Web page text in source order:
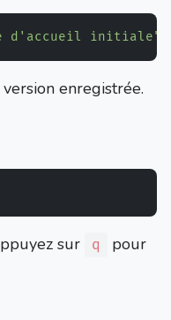
d'accueil initiale"
version enregistrée.
sur q
pour